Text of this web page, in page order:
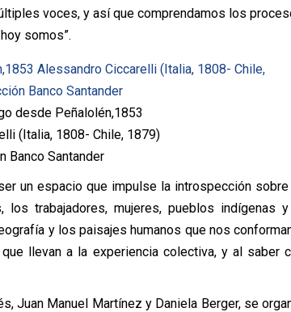
voces, y así que comprendamos los
somos”.
desde Peñalolén,1853
(Italia, 1808- Chile, 1879)
Banco Santander
un espacio que impulse la introspección
trabajadores, mujeres, pueblos indígenas
y los paisajes humanos que nos
llevan a la experiencia colectiva, y al saber
Juan Manuel Martínez y Daniela Berger, se